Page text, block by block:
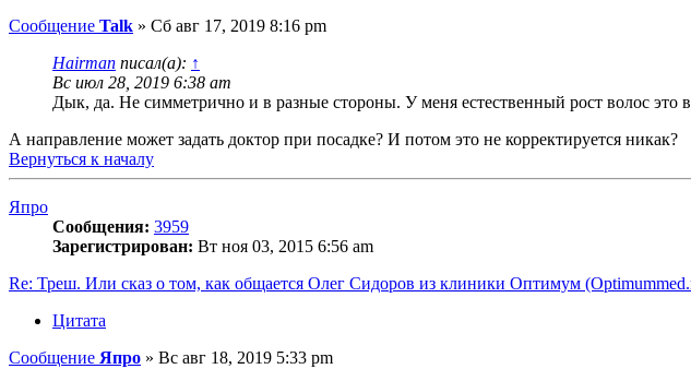
Сообщение Talk » Сб авг 17, 2019 8:16 pm
Hairman писал(а): ↑
Вс июл 28, 2019 6:38 am
Дык, да. Не симметрично и в разные стороны. У меня естественный рост волос это
А направление может задать доктор при посадке? И потом это не корректируется никак?
Вернуться к началу
Япро
Сообщения: 3959
Зарегистрирован: Вт ноя 03, 2015 6:56 am
Re: Треш. Или сказ о том, как общается Олег Сидоров из клиники Оптимум
Цитата
Сообщение Япро » Вс авг 18, 2019 5:33 pm